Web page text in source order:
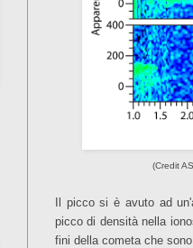
(Credit
Il picco si è avuto ad
picco di densità nella
fini della cometa che